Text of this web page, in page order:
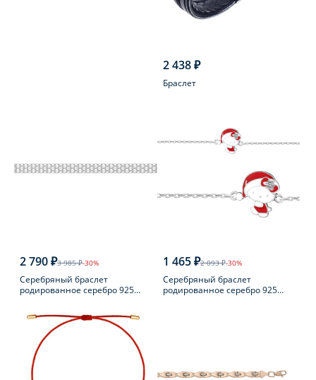
2 438 ₽
Браслет
2 790 ₽3 985 ₽-30%
Серебряный браслет
родированное серебро 925
1 465 ₽2 093 ₽-30%
Серебряный браслет
родированное серебро 925